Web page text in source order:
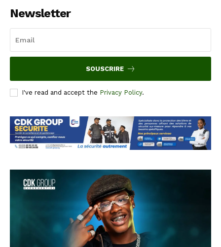
Newsletter
SOUSCRIRE
I've read and accept the Privacy Policy.